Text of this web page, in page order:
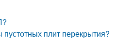
плит перекрытия?